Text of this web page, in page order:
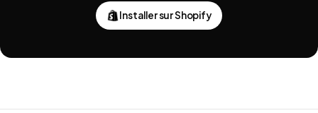
Installer sur Shopify